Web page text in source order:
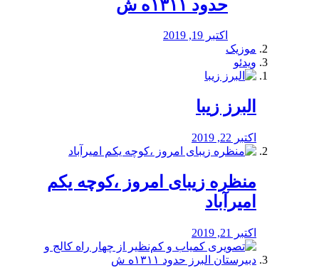
حدود ۱۳۱۱ه ش
اکتبر 19, 2019
موزیک
ویدئو
البرز زیبا
اکتبر 22, 2019
منظره‌‌ زیبای امروز ،کوچه یکم
امیرآباد
اکتبر 21, 2019